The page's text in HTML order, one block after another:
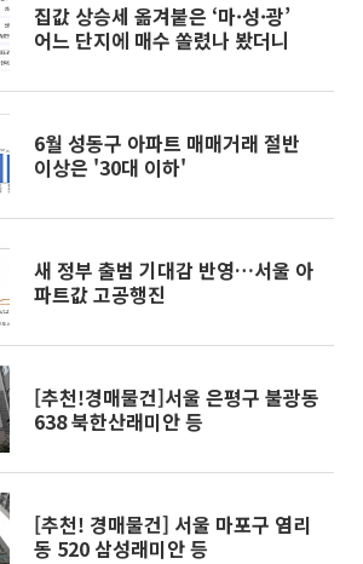
집값 상승세 옮겨붙은 ‘마·성·광’
어느 단지에 매수 쏠렸나 봤더니
6월 성동구 아파트 매매거래 절반
이상은 '30대 이하'
새 정부 출범 기대감 반영…서울 아
파트값 고공행진
[추천!경매물건]서울 은평구 불광동
638 북한산래미안 등
[추천! 경매물건] 서울 마포구 염리
동 520 삼성래미안 등